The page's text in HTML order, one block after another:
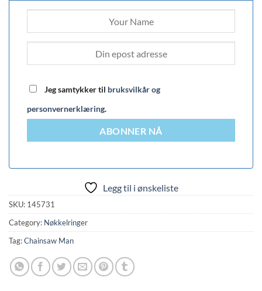
Jeg samtykker til bruksvilkår og
personvernerklæring.
ABONNER NÅ
Legg til i ønskeliste
SKU: 145731
Category: Nøkkelringer
Tag:Chainsaw Man